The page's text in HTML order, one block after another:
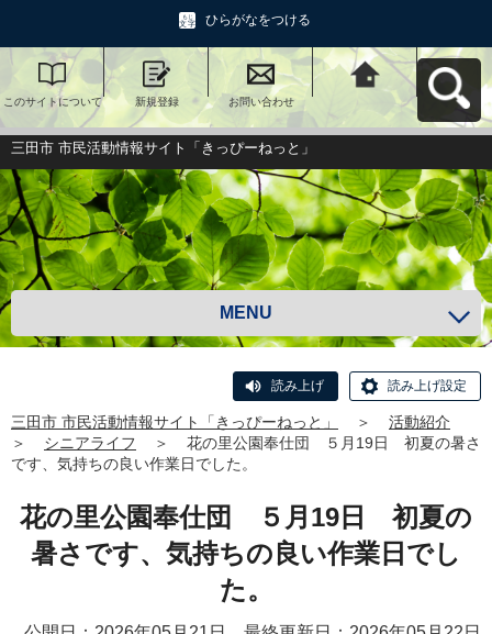
ひらがなをつける
このサイトについて 新規登録 お問い合わせ
三田市 市民活動情報
サイト「きっぴーね
っと」へ戻る
三田市 市民活動情報サイト「きっぴーねっと」
MENU
読み上げ 読み上げ設定
三田市 市民活動情報サイト「きっぴーねっと」 ＞
活動紹介
＞
シニアライフ ＞
花の里公園奉仕団 ５月19日 初夏の暑さ
です、気持ちの良い作業日でした。
花の里公園奉仕団 ５月19日 初夏の
暑さです、気持ちの良い作業日でし
た。